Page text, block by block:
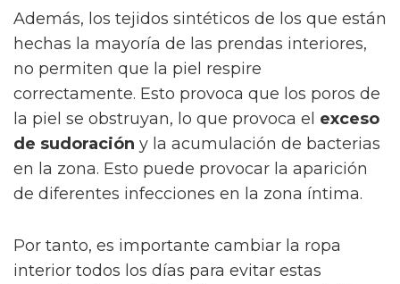
Además, los tejidos sintéticos de los que están
hechas la mayoría de las prendas interiores,
no permiten que la piel respire
correctamente. Esto provoca que los poros de
la piel se obstruyan, lo que provoca el exceso
de sudoración y la acumulación de bacterias
en la zona. Esto puede provocar la aparición
de diferentes infecciones en la zona íntima.
Por tanto, es importante cambiar la ropa
interior todos los días para evitar estas